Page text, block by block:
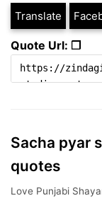
Translate
Quote Url: ❐
Sacha pyar
quotes
Love Punjabi